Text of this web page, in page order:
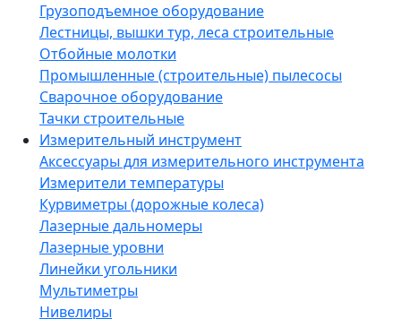
Грузоподъемное оборудование
Лестницы, вышки тур, леса строительные
Отбойные молотки
Промышленные (строительные) пылесосы
Сварочное оборудование
Тачки строительные
Измерительный инструмент
Аксессуары для измерительного инструмента
Измерители температуры
Курвиметры (дорожные колеса)
Лазерные дальномеры
Лазерные уровни
Линейки угольники
Мультиметры
Нивелиры